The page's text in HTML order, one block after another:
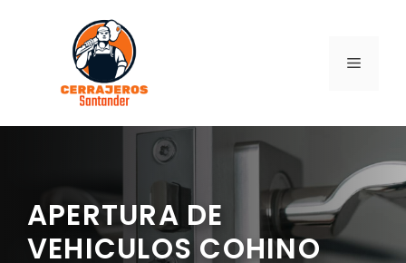
contenido
MENÚ
APERTURA DE
VEHICULOS COHINO